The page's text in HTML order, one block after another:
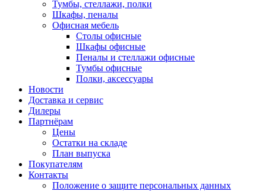
Тумбы, стеллажи, полки
Шкафы, пеналы
Офисная мебель
Столы офисные
Шкафы офисные
Пеналы и стеллажи офисные
Тумбы офисные
Полки, аксессуары
Новости
Доставка и сервис
Дилеры
Партнёрам
Цены
Остатки на складе
План выпуска
Покупателям
Контакты
Положение о защите персональных данных